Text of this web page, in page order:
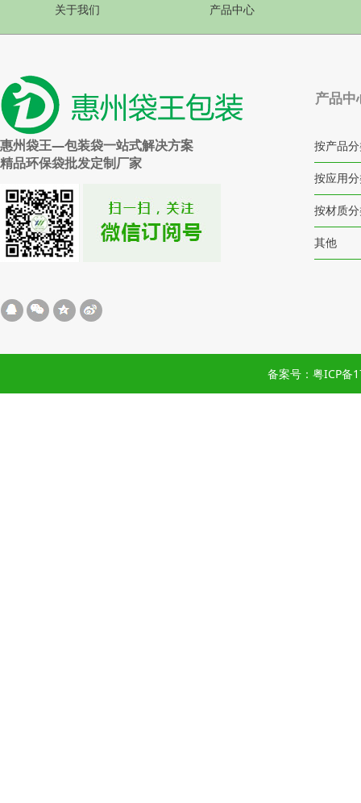
关于我们 产品中心
产品中
惠州袋王—包装袋一站式解决方案
精品环保袋批发定制厂家
按产品
按应用
按材质
其他
备案号：粤ICP备